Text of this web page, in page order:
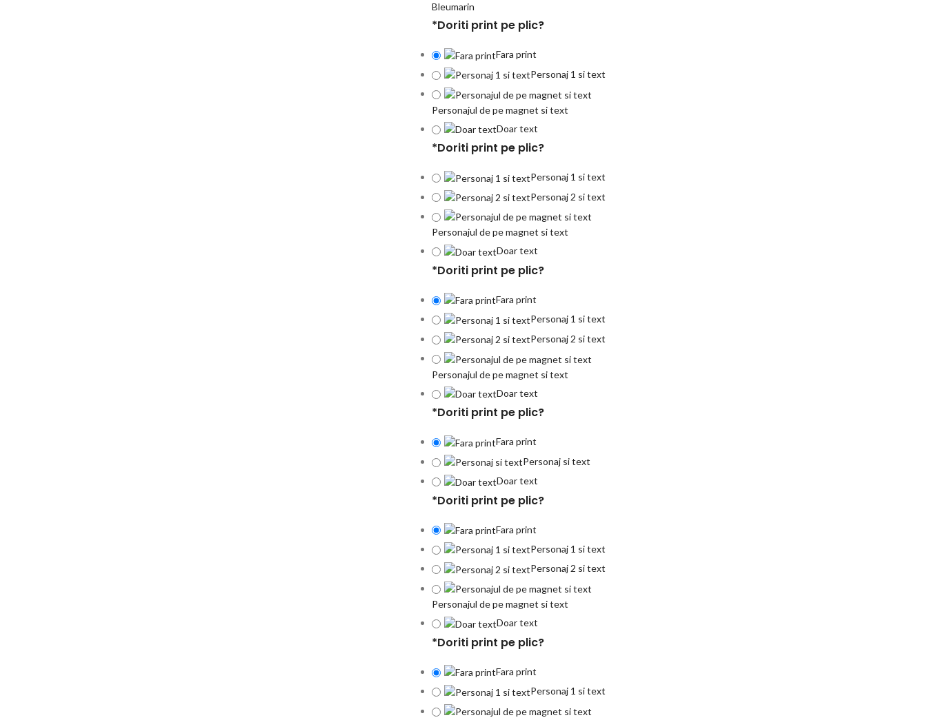
Bleumarin
*Doriti print pe plic?
Fara print
Personaj 1 si text
Personajul de pe magnet si text
Doar text
*Doriti print pe plic?
Personaj 1 si text
Personaj 2 si text
Personajul de pe magnet si text
Doar text
*Doriti print pe plic?
Fara print
Personaj 1 si text
Personaj 2 si text
Personajul de pe magnet si text
Doar text
*Doriti print pe plic?
Fara print
Personaj si text
Doar text
*Doriti print pe plic?
Fara print
Personaj 1 si text
Personaj 2 si text
Personajul de pe magnet si text
Doar text
*Doriti print pe plic?
Fara print
Personaj 1 si text